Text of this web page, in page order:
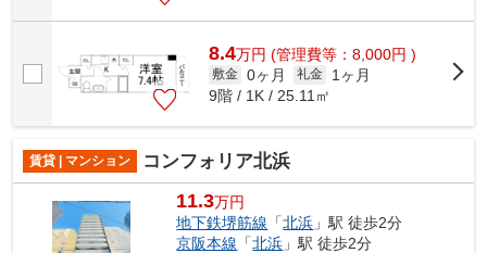
8.4万円 (管理費等：8,000円 )
敷金 0ヶ月 礼金
1ヶ月
9階 / 1K / 25.11㎡
賃貸 | マンション コンフォリア北浜
11.3万円
地下鉄堺筋線 「北浜 」駅 徒歩2分
京阪本線 「北浜 」駅 徒歩2分